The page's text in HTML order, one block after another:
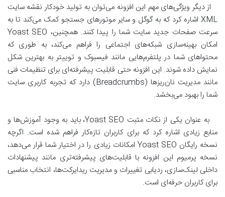
از دیگر ویژگی‌های مهم این افزونه می‌توان به تولید خودکار نقشه سایت
XML اشاره کرد که به گوگل و سایر موتورهای جستجو کمک می‌کند تا به
سرعت صفحات جدید سایت شما را پیدا کنند. همچنین، Yoast SEO
امکان بهینه‌سازی شبکه‌های اجتماعی را فراهم می‌کند، به طوری که
محتواهای شما در پلتفرم‌هایی مانند فیسبوک و توییتر به بهترین شکل
نمایش داده شوند. این افزونه حتی قابلیت پیشرفته‌ای برای تنظیمات فنی
مانند مدیریت نان‌ریزها (Breadcrumbs) دارد که تجربه کاربری سایت
شما را بهبود می‌بخشد.
به عنوان یکی از نکات مثبت Yoast SEO، باید به وجود آموزش‌ها و
منابع زیادی اشاره کرد که برای کاربران تازه‌کار فراهم شده است. اگرچه
نسخه رایگان Yoast SEO امکانات زیادی را در اختیار شما قرار می‌دهد،
نسخه پرمیوم این افزونه با قابلیت‌های پیشرفته‌تری مانند پیشنهادات
داخلی لینک‌سازی، ردیابی تغییرات و مدیریت ریدایرکت‌ها، انتخاب مناسبی
برای کاربران حرفه‌ای است.